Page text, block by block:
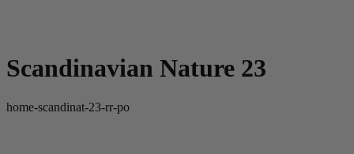
Scandinavian Nature 23
home-scandinat-23-rr-po